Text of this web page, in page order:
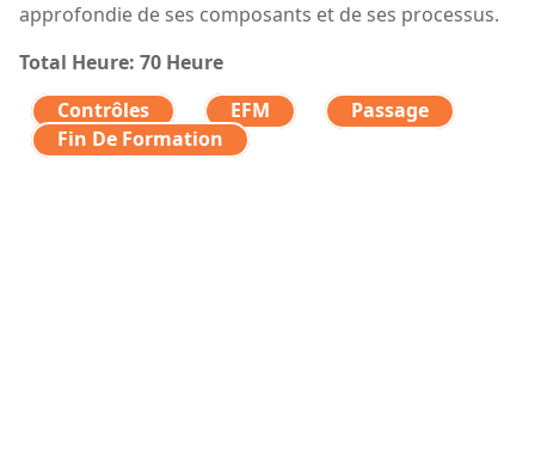
approfondie de ses composants et de ses processus.
Total Heure: 70 Heure
Contrôles
EFM
Passage
Fin De Formation